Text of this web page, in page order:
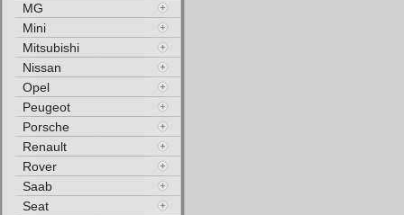
MG
Mini
Mitsubishi
Nissan
Opel
Peugeot
Porsche
Renault
Rover
Saab
Seat